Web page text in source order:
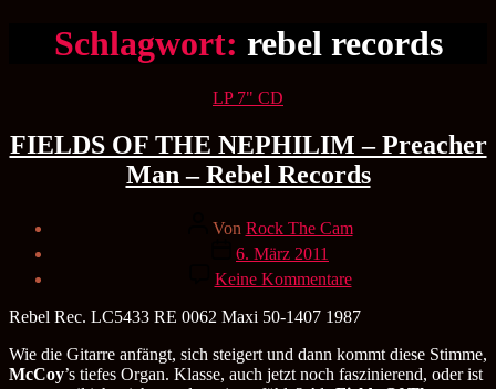
Schlagwort: rebel records
Kategorien
LP 7" CD
FIELDS OF THE NEPHILIM – Preacher
Man – Rebel Records
Beitragsautor
Von Rock The Cam
Veröffentlichungsdatum
6. März 2011
Keine Kommentarezu
FIELDS
OF
NEPHILIM
–
Rebel Rec. LC5433 RE 0062 Maxi 50-1407 1987
Wie die Gitarre anfängt, sich steigert und dann kommt diese Stimme,
McCoy’s tiefes Organ. Klasse, auch jetzt noch faszinierend, oder ist